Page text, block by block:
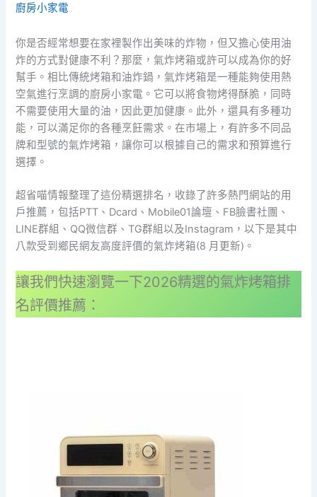
廚房小家電
你是否經常想要在家裡製作出美味的炸物，但又擔心使用油
炸的方式對健康不利？那麼，氣炸烤箱或許可以成為你的好
幫手。相比傳統烤箱和油炸鍋，氣炸烤箱是一種能夠使用熱
空氣進行烹調的廚房小家電。它可以將食物烤得酥脆，同時
不需要使用大量的油，因此更加健康。此外，還具有多種功
能，可以滿足你的各種烹飪需求。在市場上，有許多不同品
牌和型號的氣炸烤箱，讓你可以根據自己的需求和預算進行
選擇。
超省喵情報整理了這份精選排名，收錄了許多熱門網站的用
戶推薦，包括PTT、Dcard、Mobile01論壇、FB臉書社團、
LINE群組、QQ微信群、TG群組以及Instagram，以下是其中
八款受到鄉民網友高度評價的氣炸烤箱(8 月更新)。
讓我們快速瀏覽一下2026精選的氣炸烤箱排
名評價推薦：